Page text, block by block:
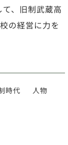
、旧制武蔵高
の経営に力を
時代 人物